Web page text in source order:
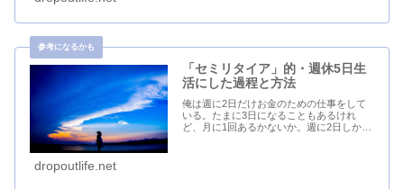
「セミリタイア」的・週休5日生
活にした過程と方法
俺は週に2日だけお金のための仕事をして
いる。たまに3日になることもあるけれ
ど、月に1回あるかないか。週に2日しか働
dropoutlife.net